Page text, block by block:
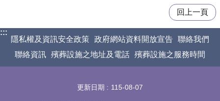
回上一頁
:::
隱私權及資訊安全政策 政府網站資料開放宣告 聯絡我們
聯絡資訊 殯葬設施之地址及電話 殯葬設施之服務時間
更新日期 115-08-07